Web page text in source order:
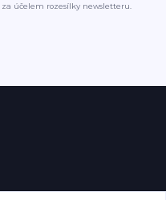
za účelem rozesílky newsletteru.